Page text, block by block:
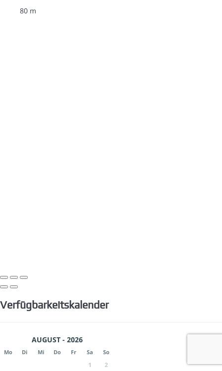
80 m
Verfügbarkeitskalender
AUGUST - 2026
Mo Di Mi Do Fr Sa So
1 2